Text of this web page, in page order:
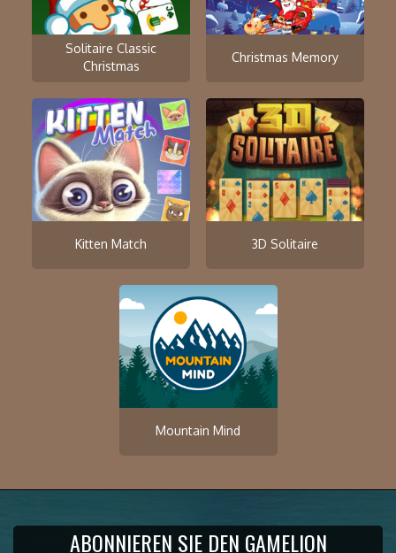
Solitaire Classic
Christmas
Christmas Memory
Kitten Match 3D Solitaire
Mountain Mind
ABONNIEREN SIE DEN GAMELION